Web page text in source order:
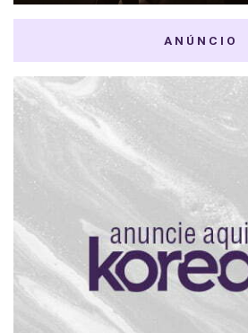
ANÚNCIO